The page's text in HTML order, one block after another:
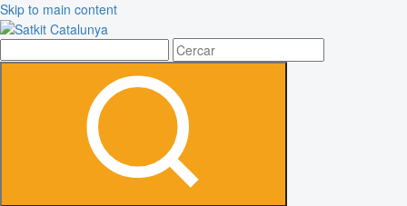
Skip to main content